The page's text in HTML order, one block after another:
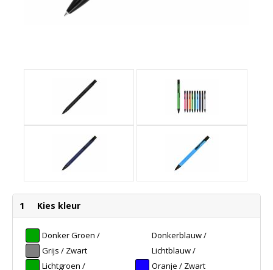
1 Kies kleur
Donker Groen /
Zwart
Donkerblauw /
Zwart
Grijs / Zwart
Lichtblauw /
Zwart
Lichtgroen /
Oranje / Zwart